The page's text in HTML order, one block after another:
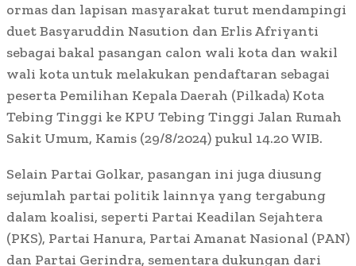
ormas dan lapisan masyarakat turut mendampingi
duet Basyaruddin Nasution dan Erlis Afriyanti
sebagai bakal pasangan calon wali kota dan wakil
wali kota untuk melakukan pendaftaran sebagai
peserta Pemilihan Kepala Daerah (Pilkada) Kota
Tebing Tinggi ke KPU Tebing Tinggi Jalan Rumah
Sakit Umum, Kamis (29/8/2024) pukul 14.20 WIB.
Selain Partai Golkar, pasangan ini juga diusung
sejumlah partai politik lainnya yang tergabung
dalam koalisi, seperti Partai Keadilan Sejahtera
(PKS), Partai Hanura, Partai Amanat Nasional (PAN)
dan Partai Gerindra, sementara dukungan dari